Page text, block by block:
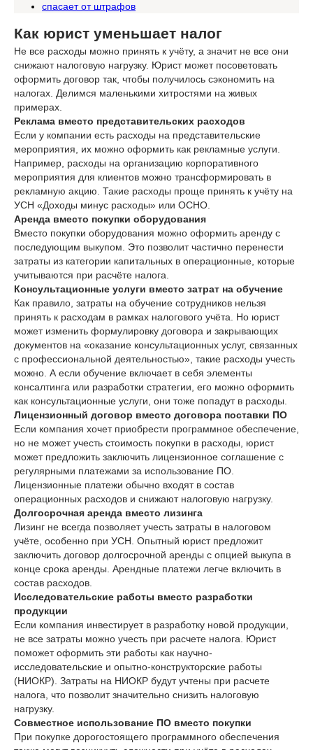
спасает от штрафов
Как юрист уменьшает налог
Не все расходы можно принять к учёту, а значит не все они
снижают налоговую нагрузку. Юрист может посоветовать
оформить договор так, чтобы получилось сэкономить на
налогах. Делимся маленькими хитростями на живых
примерах.
Реклама вместо представительских расходов
Если у компании есть расходы на представительские
мероприятия, их можно оформить как рекламные услуги.
Например, расходы на организацию корпоративного
мероприятия для клиентов можно трансформировать в
рекламную акцию. Такие расходы проще принять к учёту на
УСН «Доходы минус расходы» или ОСНО.
Аренда вместо покупки оборудования
Вместо покупки оборудования можно оформить аренду с
последующим выкупом. Это позволит частично перенести
затраты из категории капитальных в операционные, которые
учитываются при расчёте налога.
Консультационные услуги вместо затрат на обучение
Как правило, затраты на обучение сотрудников нельзя
принять к расходам в рамках налогового учёта. Но юрист
может изменить формулировку договора и закрывающих
документов на «оказание консультационных услуг, связанных
с профессиональной деятельностью», такие расходы учесть
можно. А если обучение включает в себя элементы
консалтинга или разработки стратегии, его можно оформить
как консультационные услуги, они тоже попадут в расходы.
Лицензионный договор вместо договора поставки ПО
Если компания хочет приобрести программное обеспечение,
но не может учесть стоимость покупки в расходы, юрист
может предложить заключить лицензионное соглашение с
регулярными платежами за использование ПО.
Лицензионные платежи обычно входят в состав
операционных расходов и снижают налоговую нагрузку.
Долгосрочная аренда вместо лизинга
Лизинг не всегда позволяет учесть затраты в налоговом
учёте, особенно при УСН. Опытный юрист предложит
заключить договор долгосрочной аренды с опцией выкупа в
конце срока аренды. Арендные платежи легче включить в
состав расходов.
Исследовательские работы вместо разработки
продукции
Если компания инвестирует в разработку новой продукции,
не все затраты можно учесть при расчете налога. Юрист
поможет оформить эти работы как научно-
исследовательские и опытно-конструкторские работы
(НИОКР). Затраты на НИОКР будут учтены при расчете
налога, что позволит значительно снизить налоговую
нагрузку.
Совместное использование ПО вместо покупки
При покупке дорогостоящего программного обеспечения